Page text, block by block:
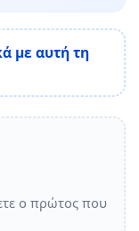
με αυτή τη
ο πρώτος που